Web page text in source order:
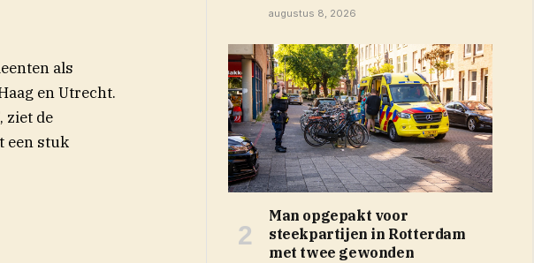
als
en Utrecht.
ziet de
een stuk
augustus 8, 2026
Man opgepakt voor
steekpartijen in Rotterdam
met twee gewonden